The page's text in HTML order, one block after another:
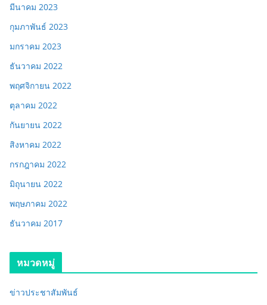
มีนาคม 2023
กุมภาพันธ์ 2023
มกราคม 2023
ธันวาคม 2022
พฤศจิกายน 2022
ตุลาคม 2022
กันยายน 2022
สิงหาคม 2022
กรกฎาคม 2022
มิถุนายน 2022
พฤษภาคม 2022
ธันวาคม 2017
หมวดหมู่
ข่าวประชาสัมพันธ์